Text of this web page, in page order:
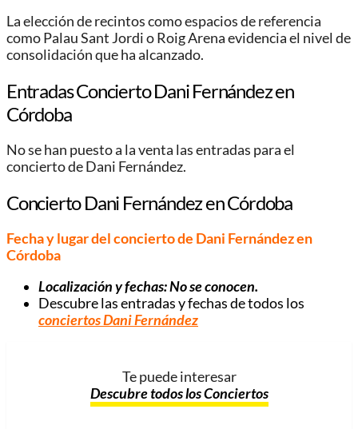
La elección de recintos como espacios de referencia
como Palau Sant Jordi o Roig Arena evidencia el nivel de
consolidación que ha alcanzado.
Entradas Concierto Dani Fernández en
Córdoba
No se han puesto a la venta las entradas para el
concierto de Dani Fernández.
Concierto Dani Fernández en Córdoba
Fecha y lugar del concierto de Dani Fernández en
Córdoba
Localización y fechas: No se conocen.
Descubre las entradas y fechas de todos los
conciertos Dani Fernández
Te puede interesar
Descubre todos los Conciertos